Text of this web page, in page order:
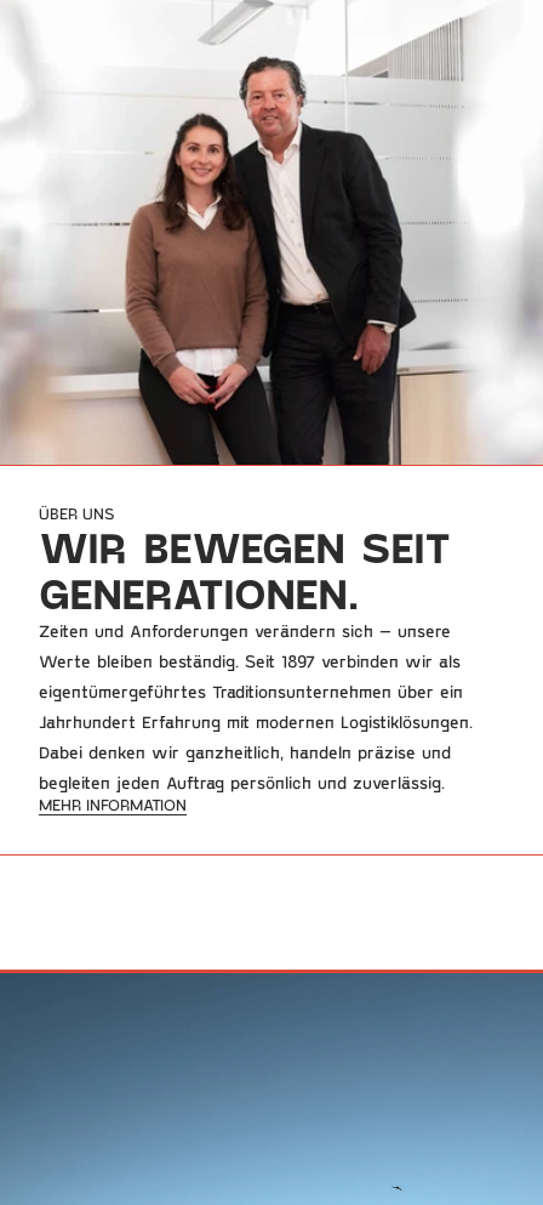
ÜBER UNS
WIR BEWEGEN SEIT
GENERATIONEN.
Zeiten und Anforderungen verändern sich – unsere
Werte bleiben beständig. Seit 1897 verbinden wir als
eigentümergeführtes Traditionsunternehmen über ein
Jahrhundert Erfahrung mit modernen Logistiklösungen.
Dabei denken wir ganzheitlich, handeln präzise und
begleiten jeden Auftrag persönlich und zuverlässig.
MEHR INFORMATION